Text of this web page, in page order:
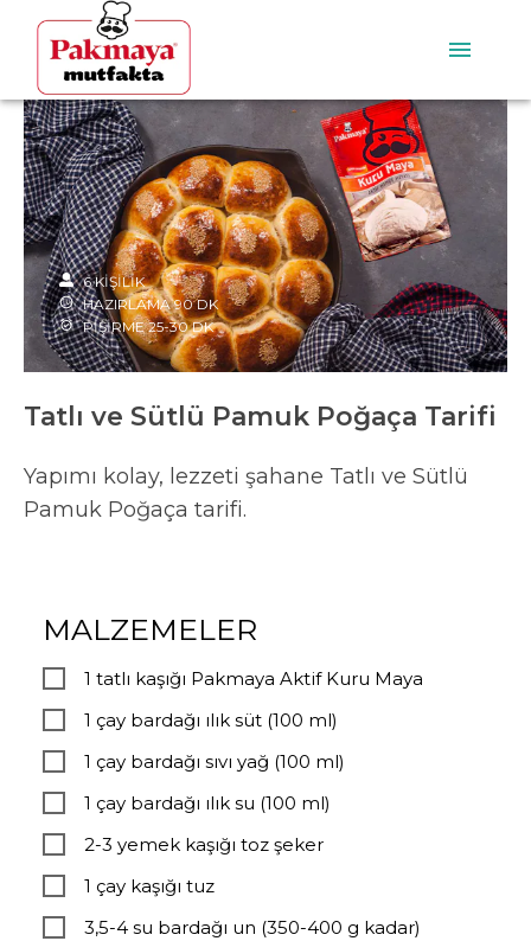
6 KİŞİLİK
HAZIRLAMA 90 DK
PİŞİRME 25-30 DK
Tatlı ve Sütlü Pamuk Poğaça Tarifi
Yapımı kolay, lezzeti şahane Tatlı ve Sütlü
Pamuk Poğaça tarifi.
MALZEMELER
1 tatlı kaşığı Pakmaya Aktif Kuru Maya
1 çay bardağı ılık süt (100 ml)
1 çay bardağı sıvı yağ (100 ml)
1 çay bardağı ılık su (100 ml)
2-3 yemek kaşığı toz şeker
1 çay kaşığı tuz
3,5-4 su bardağı un (350-400 g kadar)